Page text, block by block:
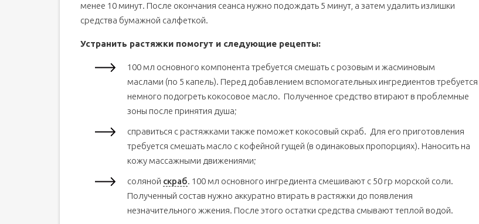
менее 10 минут. После окончания сеанса нужно подождать 5 минут, а затем удалить излишки
средства бумажной салфеткой.
Устранить растяжки помогут и следующие рецепты:
100 мл основного компонента требуется смешать с розовым и жасминовым
маслами (по 5 капель). Перед добавлением вспомогательных ингредиентов требуется
немного подогреть кокосовое масло. Полученное средство втирают в проблемные
зоны после принятия душа;
справиться с растяжками также поможет кокосовый скраб. Для его приготовления
требуется смешать масло с кофейной гущей (в одинаковых пропорциях). Наносить на
кожу массажными движениями;
соляной скраб. 100 мл основного ингредиента смешивают с 50 гр морской соли.
Полученный состав нужно аккуратно втирать в растяжки до появления
незначительного жжения. После этого остатки средства смывают теплой водой.